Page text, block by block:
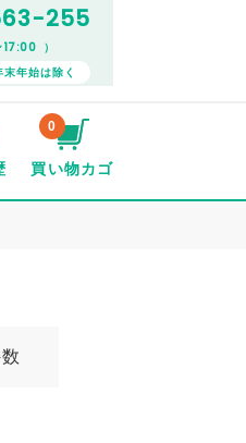
255
）
年始は除く
0
買い物カゴ